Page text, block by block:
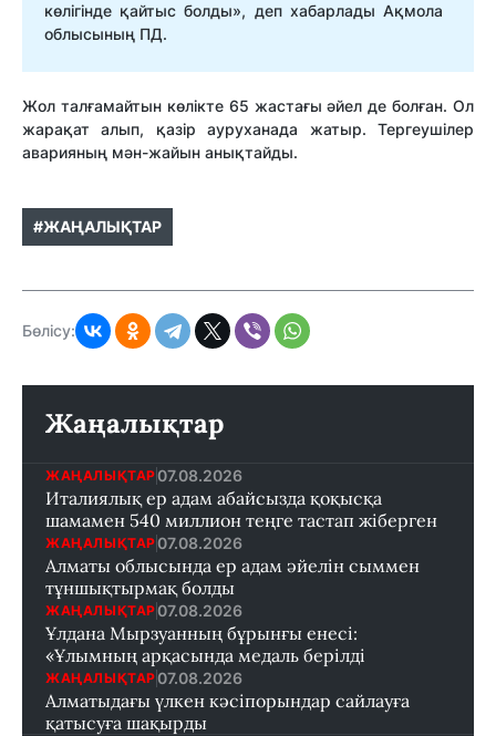
көлігінде қайтыс болды», деп хабарлады Ақмола
облысының ПД.
Жол талғамайтын көлікте 65 жастағы әйел де болған. Ол
жарақат алып, қазір ауруханада жатыр. Тергеушілер
аварияның мән-жайын анықтайды.
#ЖАҢАЛЫҚТАР
Бөлісу:
Жаңалықтар
ЖАҢАЛЫҚТАР 07.08.2026
Италиялық ер адам абайсызда қоқысқа
шамамен 540 миллион теңге тастап жіберген
ЖАҢАЛЫҚТАР 07.08.2026
Алматы облысында ер адам әйелін сыммен
тұншықтырмақ болды
ЖАҢАЛЫҚТАР 07.08.2026
Ұлдана Мырзуанның бұрынғы енесі:
«Ұлымның арқасында медаль берілді
ЖАҢАЛЫҚТАР 07.08.2026
Алматыдағы үлкен кәсіпорындар сайлауға
қатысуға шақырды